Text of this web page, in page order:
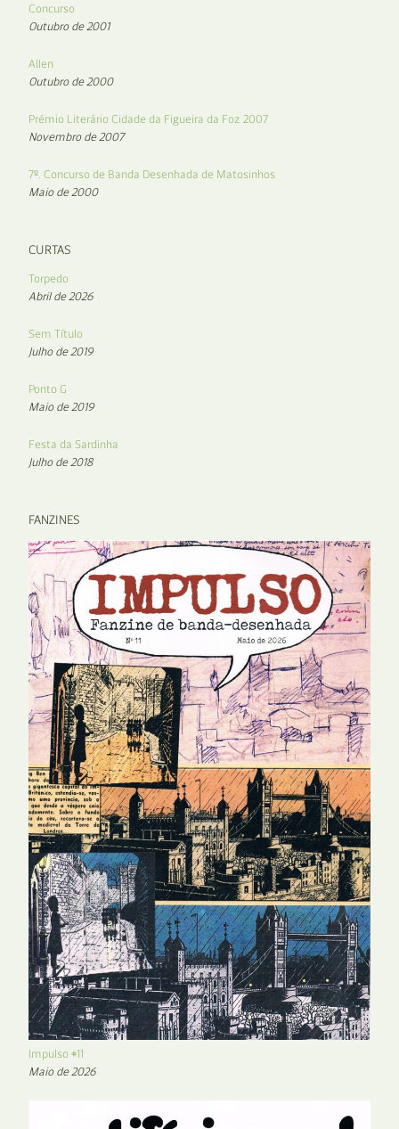
Concurso
Outubro de 2001
Allen
Outubro de 2000
Prémio Literário Cidade da Figueira da Foz 2007
Novembro de 2007
7º. Concurso de Banda Desenhada de Matosinhos
Maio de 2000
CURTAS
Torpedo
Abril de 2026
Sem Título
Julho de 2019
Ponto G
Maio de 2019
Festa da Sardinha
Julho de 2018
FANZINES
Impulso #11
Maio de 2026